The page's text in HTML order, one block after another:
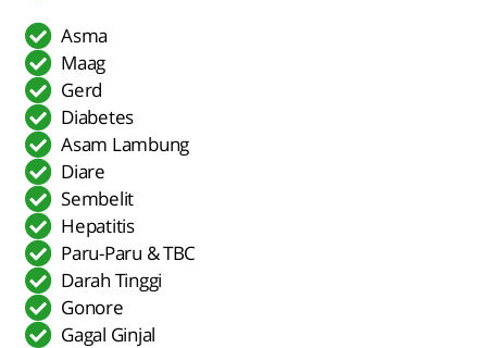
Asma
Maag
Gerd
Diabetes
Asam Lambung
Diare
Sembelit
Hepatitis
Paru-Paru & TBC
Darah Tinggi
Gonore
Gagal Ginjal